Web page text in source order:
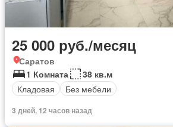
25 000 руб./месяц
Саратов
1 Комната
38 кв.м
Кладовая
Без мебели
3 дней, 12 часов назад